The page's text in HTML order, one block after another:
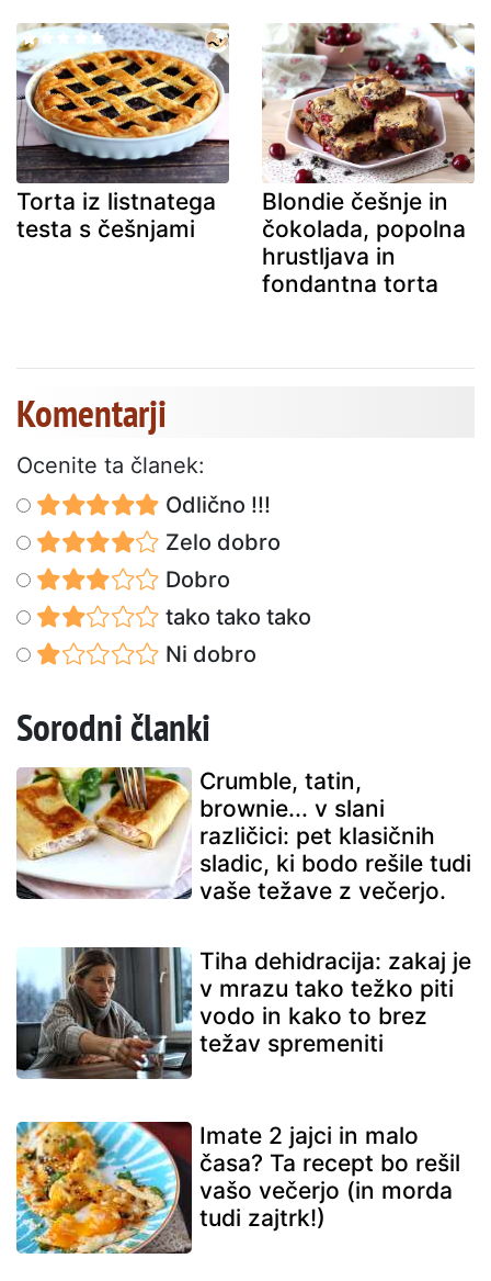
Torta iz listnatega
testa s češnjami
Blondie češnje in
čokolada, popolna
hrustljava in
fondantna torta
Komentarji
Ocenite ta članek:
Odlično !!!
Zelo dobro
Dobro
tako tako tako
Ni dobro
Sorodni članki
Crumble, tatin,
brownie... v slani
različici: pet klasičnih
sladic, ki bodo rešile tudi
vaše težave z večerjo.
Tiha dehidracija: zakaj je
v mrazu tako težko piti
vodo in kako to brez
težav spremeniti
Imate 2 jajci in malo
časa? Ta recept bo rešil
vašo večerjo (in morda
tudi zajtrk!)